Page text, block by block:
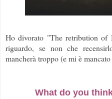
Ho divorato "The retribution of
riguardo, se non che
mancherà troppo (e mi è
What do you